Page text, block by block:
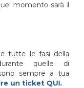
momento sarà il
tutte le fasi della
quelle di
sempre a tua
un ticket QUI.